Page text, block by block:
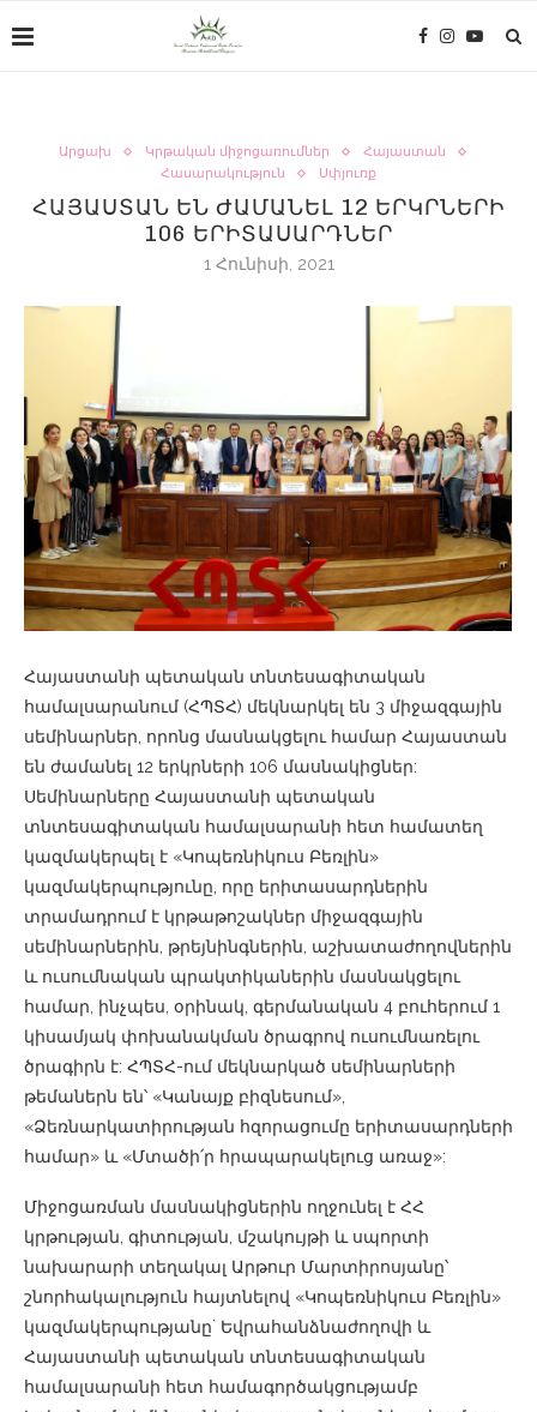
Արցախ Կրթական միջոցառումներ
Հայաստան
Հասարակություն
Սփյուռք
ՀԱՅԱՍՏԱՆ ԵՆ ԺԱՄԱՆԵԼ 12 ԵՐԿՐՆԵՐԻ
106 ԵՐԻՏԱՍԱՐԴՆԵՐ
1 Հունիսի, 2021
Հայաստանի պետական տնտեսագիտական
համալսարանում (ՀՊՏՀ) մեկնարկել են 3 միջազգային
սեմինարներ, որոնց մասնակցելու համար Հայաստան
են ժամանել 12 երկրների 106 մասնակիցներ:
Սեմինարները Հայաստանի պետական
տնտեսագիտական համալսարանի հետ համատեղ
կազմակերպել է «Կոպեռնիկուս Բեռլին»
կազմակերպությունը, որը երիտասարդներին
տրամադրում է կրթաթոշակներ միջազգային
սեմինարներին, թրեյնինգներին, աշխատաժողովներին
և ուսումնական պրակտիկաներին մասնակցելու
համար, ինչպես, օրինակ, գերմանական 4 բուհերում 1
կիսամյակ փոխանակման ծրագրով ուսումնառելու
ծրագիրն է: ՀՊՏՀ-ում մեկնարկած սեմինարների
թեմաներն են՝ «Կանայք բիզնեսում»,
«Ձեռնարկատիրության հզորացումը երիտասարդների
համար» և «Մտածի՛ր հրապարակելուց առաջ»:
Միջոցառման մասնակիցներին ողջունել է ՀՀ
կրթության, գիտության, մշակույթի և սպորտի
նախարարի տեղակալ Արթուր Մարտիրոսյանը՝
շնորհակալություն հայտնելով «Կոպեռնիկուս Բեռլին»
կազմակերպությանը` Եվրահանձնաժողովի և
Հայաստանի պետական ​​տնտեսագիտական ​​
համալսարանի հետ համագործակցությամբ